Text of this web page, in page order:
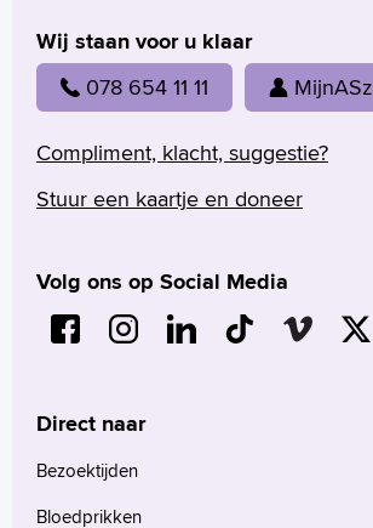
Wij staan voor u klaar
078 654 11 11 MijnASz
Compliment, klacht, suggestie?
Stuur een kaartje en doneer
Volg ons op Social Media
Direct naar
Bezoektijden
Bloedprikken